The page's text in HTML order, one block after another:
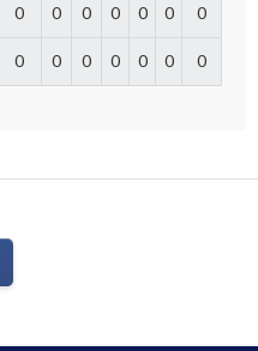
0 0 0 0 0 0 0
0 0 0 0 0 0 0